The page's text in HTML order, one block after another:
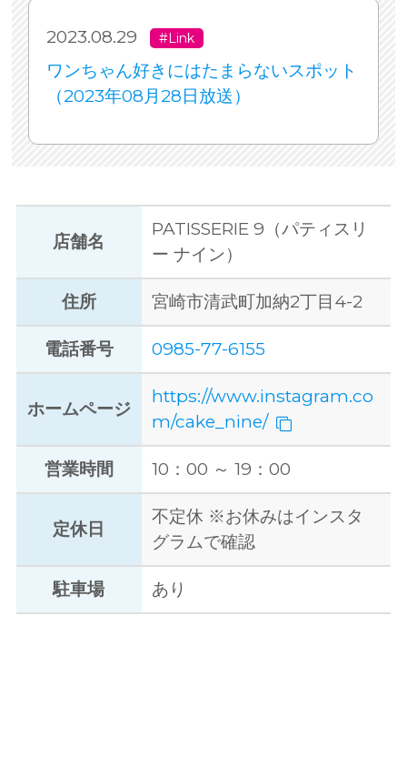
2023.08.29 #Link
ワンちゃん好きにはたまらないスポット
（2023年08月28日放送）
店舗名
PATISSERIE 9（パティスリ
ー ナイン）
住所 宮崎市清武町加納2丁目4-2
電話番号 0985-77-6155
ホームページ
https://www.instagram.co
m/cake_nine/
営業時間 10：00 ～ 19：00
定休日
不定休 ※お休みはインスタ
グラムで確認
駐車場 あり